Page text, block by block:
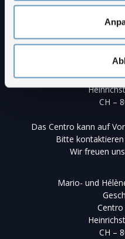
CH –
Das Centro kann auf
Bitte kontaktieren
Wir freuen
Mario- und
CH –